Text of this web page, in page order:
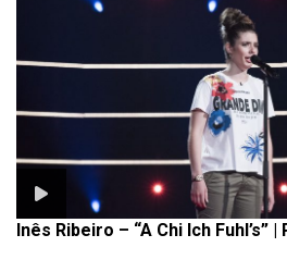
Inês Ribeiro – “A Chi Ich Fuhl’s”